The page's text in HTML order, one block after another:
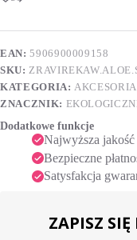
1
r
a
t
i
v
:
EAN:5906900009158
SKU:
KATEGORIA:
ZNACZNIK:
Dodatkowe funkcje
Najwyższa jakość
Bezpieczne
Satysfakcja
ZAPISZ